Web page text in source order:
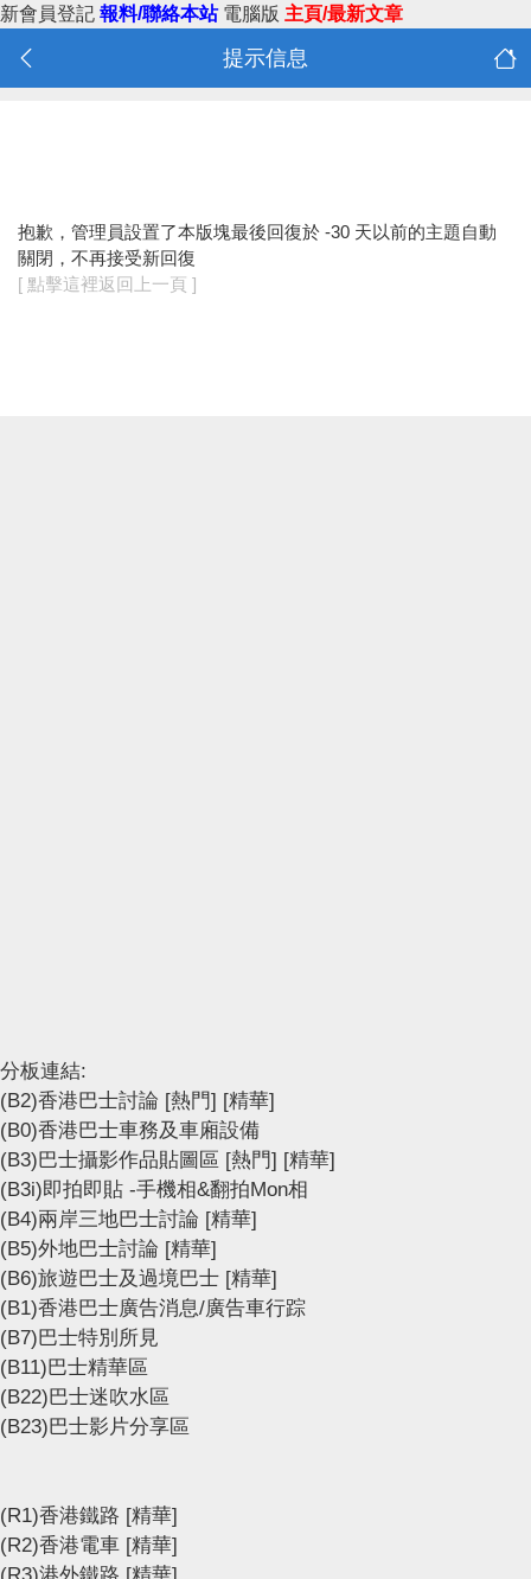
新會員登記 報料/聯絡本站 電腦版 主頁/最新文章
提示信息
抱歉，管理員設置了本版塊最後回復於 -30 天以前的主題自動
關閉，不再接受新回復
[ 點擊這裡返回上一頁 ]
分板連結:
(B2)香港巴士討論 [熱門] [精華]
(B0)香港巴士車務及車廂設備
(B3)巴士攝影作品貼圖區 [熱門] [精華]
(B3i)即拍即貼 -手機相&翻拍Mon相
(B4)兩岸三地巴士討論 [精華]
(B5)外地巴士討論 [精華]
(B6)旅遊巴士及過境巴士 [精華]
(B1)香港巴士廣告消息/廣告車行踪
(B7)巴士特別所見
(B11)巴士精華區
(B22)巴士迷吹水區
(B23)巴士影片分享區
(R1)香港鐵路 [精華]
(R2)香港電車 [精華]
(R3)港外鐵路 [精華]